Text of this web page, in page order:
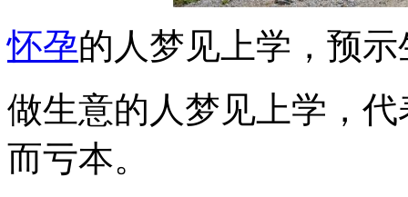
怀孕的人梦见上学，预
做生意的人梦见上学，
而亏本。